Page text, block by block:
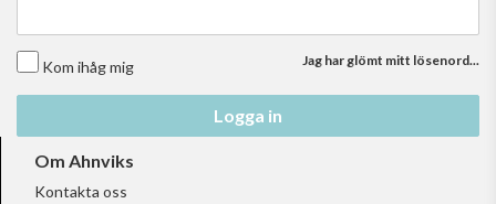
Kom ihåg mig Jag har glömt mitt lösenord...
Logga in
Om Ahnviks
Kontakta oss